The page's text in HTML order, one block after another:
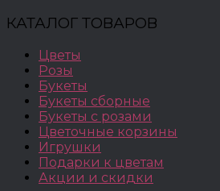
КАТАЛОГ ТОВАРОВ
Цветы
Розы
Букеты
Букеты сборные
Букеты с розами
Цветочные корзины
Игрушки
Подарки к цветам
Акции и скидки